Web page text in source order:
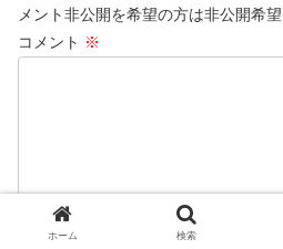
メント非公開を希望の方は非公開希
コメント ※
ホーム 検索